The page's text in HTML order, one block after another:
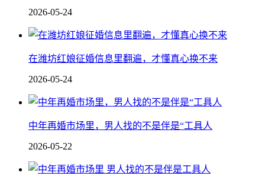
2026-05-24
在潍坊红娘征婚信息里翻遍，才懂真心换不来
2026-05-24
中年再婚市场里，男人找的不是伴是“工具人
2026-05-22